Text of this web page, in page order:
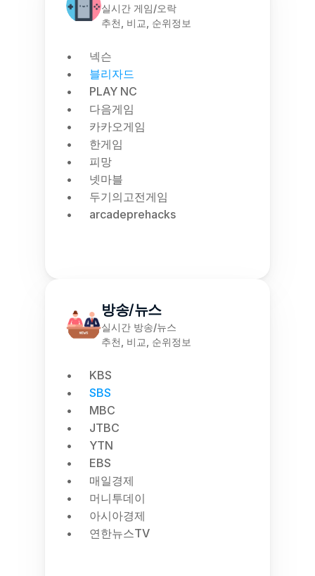
실시간 게임/오락
추천, 비교, 순위정보
넥슨
블리자드
PLAY NC
다음게임
카카오게임
한게임
피망
넷마블
두기의고전게임
arcadeprehacks
방송/뉴스
실시간 방송/뉴스
추천, 비교, 순위정보
KBS
SBS
MBC
JTBC
YTN
EBS
매일경제
머니투데이
아시아경제
연한뉴스TV